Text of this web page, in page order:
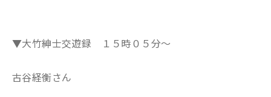
▼大竹紳士交遊録 １５時０５分～
古谷経衡さん